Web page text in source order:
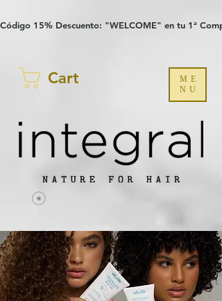
Código 15% Descuento: "WELCOME" en tu 1ª
Cart
ME
NU